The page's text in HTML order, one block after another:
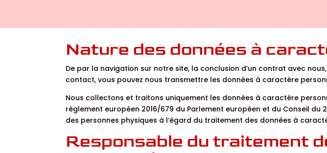
​Nature des données à
De par la navigation sur notre site, la conclusion d’un contrat avec
contact, vous pouvez nous transmettre les données à caractère
Nous collectons et traitons uniquement les données à caractère
règlement européen 2016/679 du Parlement européen et du Conseil
des personnes physiques à l’égard du traitement des données à
Responsable du traitement